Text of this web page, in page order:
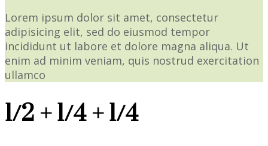
Lorem ipsum dolor sit amet, consectetur
adipisicing elit, sed do eiusmod tempor
incididunt ut labore et dolore magna aliqua. Ut
enim ad minim veniam, quis nostrud exercitation
ullamco
1/2 + 1/4 + 1/4